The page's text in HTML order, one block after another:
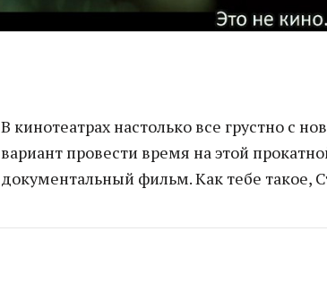
В кинотеатрах настолько все грустно с
вариант провести время на этой
документальный фильм. Как тебе такое,